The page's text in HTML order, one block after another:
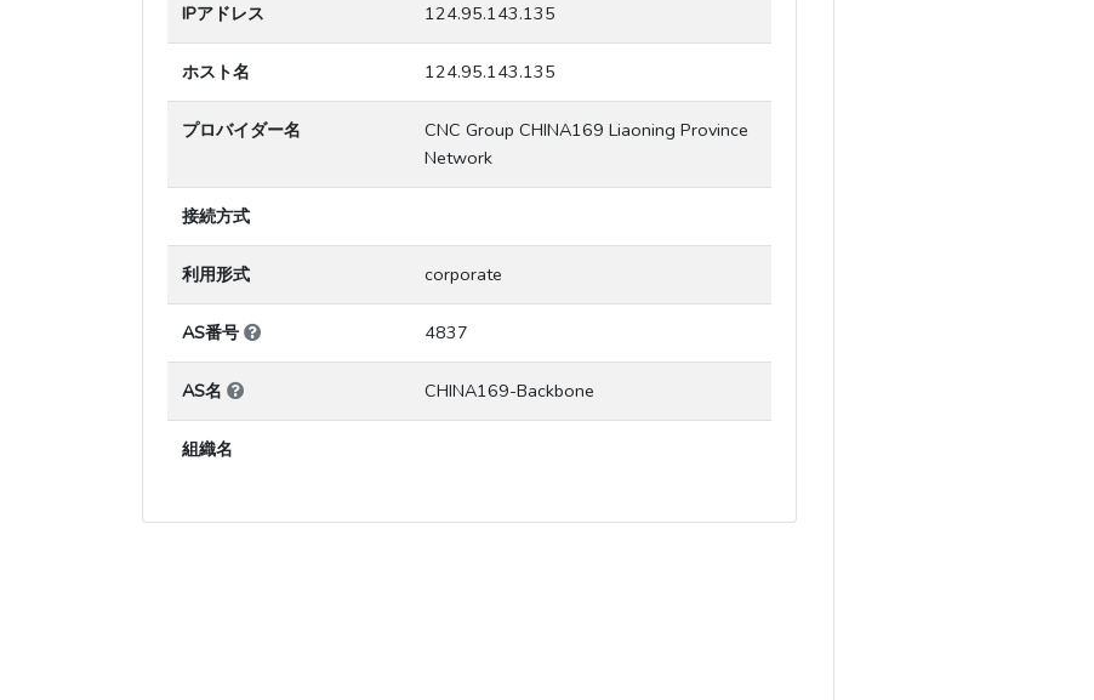
IPアドレス 124.95.143.135
ホスト名 124.95.143.135
プロバイダー名
CNC Group CHINA169 Liaoning Province
Network
接続方式
利用形式 corporate
AS番号 4837
AS名 CHINA169-Backbone
組織名